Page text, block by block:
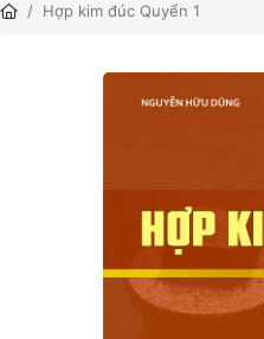
Hợp kim đúc Quyển 1